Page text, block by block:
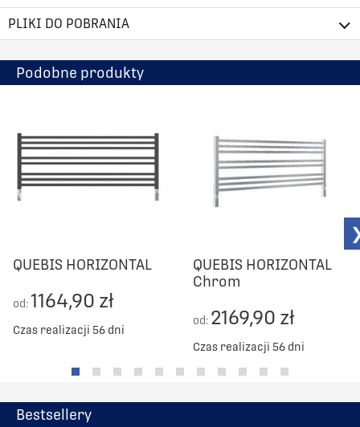
PLIKI DO POBRANIA
Podobne produkty
QUEBIS HORIZONTAL
od:1164,90 zł
Czas realizacji 56 dni
QUEBIS HORIZONTAL
Chrom
od: 2169,90 zł
Czas realizacji 56 dni
Bestsellery